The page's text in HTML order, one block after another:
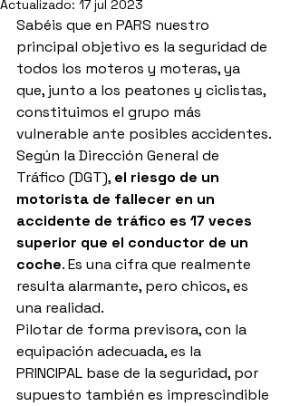
Actualizado: 17 jul 2023
Sabéis que en PARS nuestro
principal objetivo es la seguridad de
todos los moteros y moteras, ya
que, junto a los peatones y ciclistas,
constituimos el grupo más
vulnerable ante posibles accidentes.
Según la Dirección General de
Tráfico (DGT), el riesgo de un
motorista de fallecer en un
accidente de tráfico es 17 veces
superior que el conductor de un
coche. Es una cifra que realmente
resulta alarmante, pero chicos, es
una realidad.
Pilotar de forma previsora, con la
equipación adecuada, es la
PRINCIPAL base de la seguridad, por
supuesto también es imprescindible